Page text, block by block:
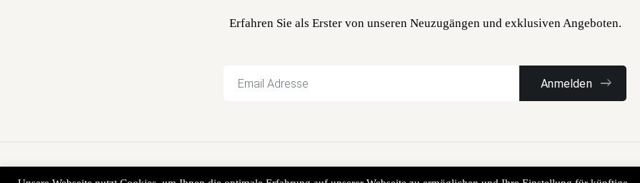
Erfahren Sie als Erster von unseren Neuzugängen und exklusiven Angeboten.